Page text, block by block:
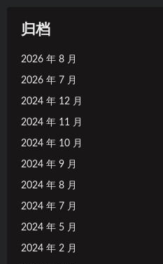
归档
2026 年 8 月
2026 年 7 月
2024 年 12 月
2024 年 11 月
2024 年 10 月
2024 年 9 月
2024 年 8 月
2024 年 7 月
2024 年 5 月
2024 年 2 月